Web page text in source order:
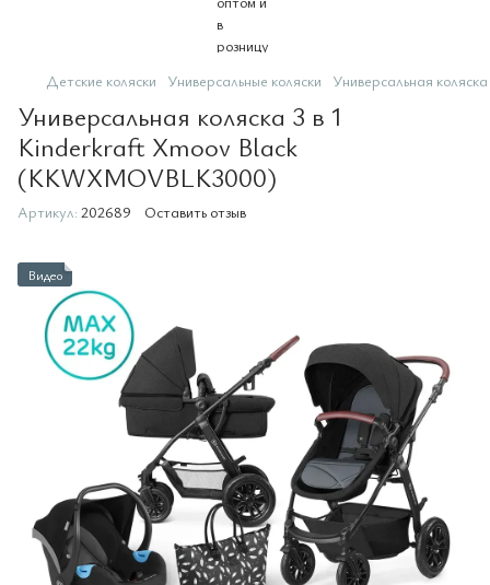
Детские коляски Универсальные коляски Универсальная
Универсальная коляска 3 в 1
Kinderkraft Xmoov Black
(KKWXMOVBLK3000)
Артикул: 202689 Оставить отзыв
Видео